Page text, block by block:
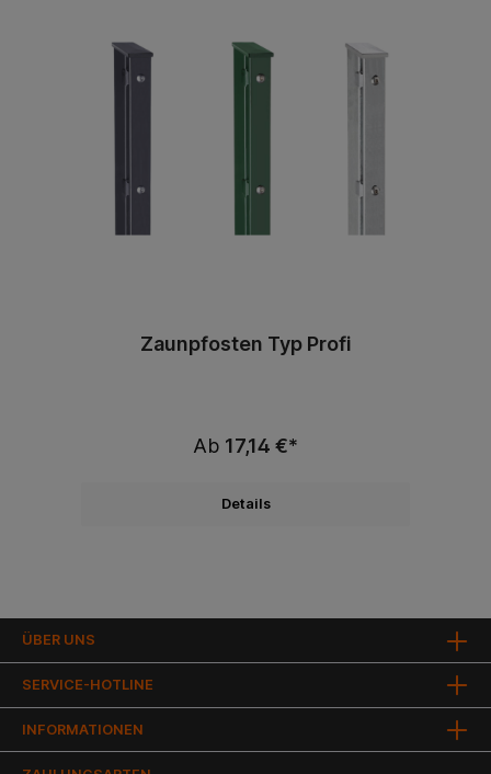
Zaunpfosten Typ Profi
Ab 17,14 €*
Details
ÜBER UNS
INFORMATIONEN
SERVICE-HOTLINE